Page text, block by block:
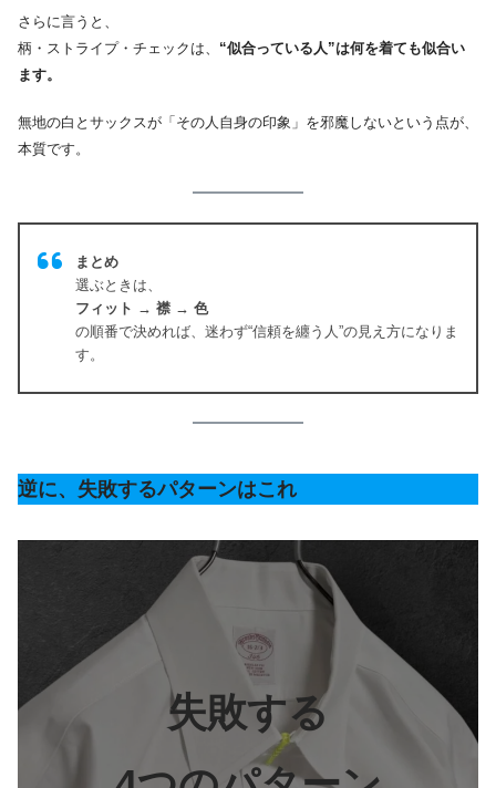
さらに言うと、
柄・ストライプ・チェックは、 “似合っている人”は何を着ても似合い
ます。
無地の白とサックスが「その人自身の印象」を邪魔しないという点が、
本質です。
まとめ
選ぶときは、
フィット → 襟 → 色
の順番で決めれば、迷わず“信頼を纏う人”の見え方になりま
す。
逆に、失敗するパターンはこれ
失敗する